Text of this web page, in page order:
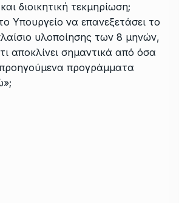
διοικητική τεκμηρίωση;
Υπουργείο να επανεξετάσει το
υλοποίησης των 8 μηνών,
αποκλίνει σημαντικά από όσα
προγράμματα